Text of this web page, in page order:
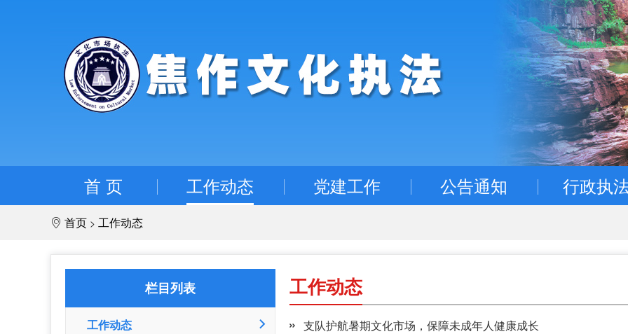
首 页 工作动态 党建工作 公告通知 行政执
首页 > 工作动态
栏目列表
工作动态
工作动态
支队护航暑期文化市场，保障未成年人健康成长